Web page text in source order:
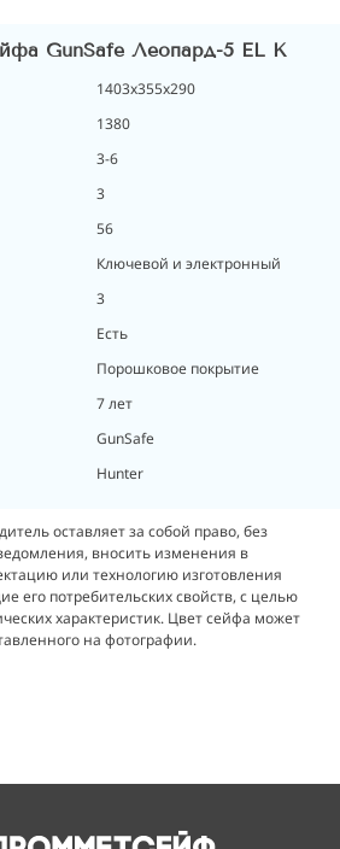
GunSafe Леопард-5 EL K
1403х355х290
1380
3-6
3
56
Ключевой и электронный
3
Есть
Порошковое покрытие
7 лет
GunSafe
Hunter
оставляет за собой право, без
вносить изменения в
или технологию изготовления
его потребительских свойств, с целью
характеристик. Цвет сейфа может
на фотографии.